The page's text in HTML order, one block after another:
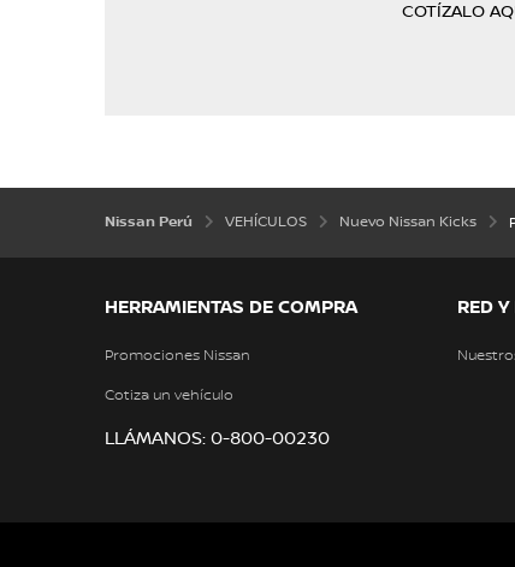
COTÍZALO
Nissan Perú VEHÍCULOS Nuevo Nissan Kicks
HERRAMIENTAS DE COMPRA
Promociones Nissan
Cotiza un vehículo
LLÁMANOS: 0-800-00230
RED